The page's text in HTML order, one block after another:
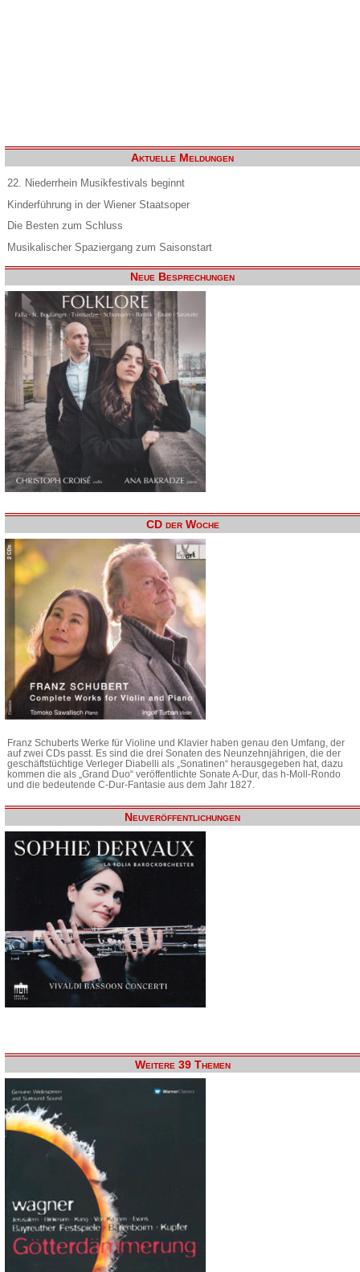
Aktuelle Meldungen
22. Niederrhein Musikfestivals beginnt
Kinderführung in der Wiener Staatsoper
Die Besten zum Schluss
Musikalischer Spaziergang zum Saisonstart
Neue Besprechungen
CD der Woche
Franz Schuberts Werke für Violine und Klavier haben genau den Umfang, der
auf zwei CDs passt. Es sind die drei Sonaten des Neunzehnjährigen, die der
geschäftstüchtige Verleger Diabelli als „Sonatinen“ herausgegeben hat, dazu
kommen die als „Grand Duo“ veröffentlichte Sonate A-Dur, das h-Moll-Rondo
und die bedeutende C-Dur-Fantasie aus dem Jahr 1827.
Neuveröffentlichungen
Weitere 39 Themen